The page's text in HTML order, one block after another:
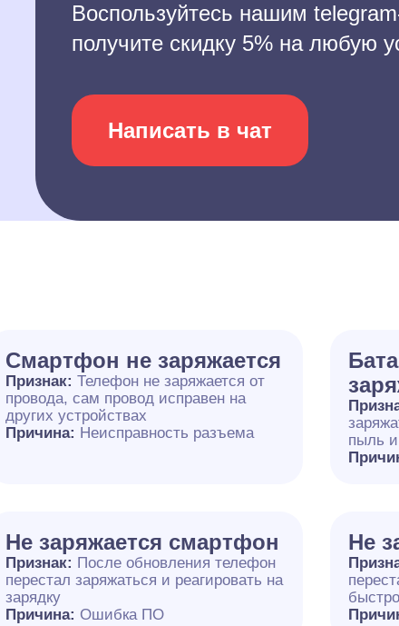
Воспользуйтесь нашим
получите скидку 5% на любую
Написать в чат
Смартфон не заряжается
Признак:Телефон не заряжается от
провода, сам провод исправен на
других устройствах
Причина: Неисправность разъема
пыль и
Не заряжается смартфон
Признак: После обновления телефон
перестал заряжаться и реагировать на
зарядку
Причина: Ошибка ПО
Не